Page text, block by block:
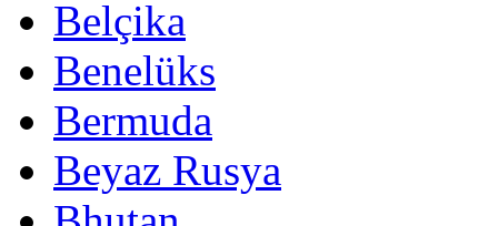
Belçika
Benelüks
Bermuda
Beyaz Rusya